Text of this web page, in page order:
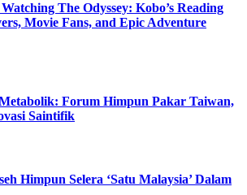
The Odyssey: Kobo’s Reading
Movie Fans, and Epic Adventure
Forum Himpun Pakar Taiwan,
Saintifik
Himpun Selera ‘Satu Malaysia’ Dalam